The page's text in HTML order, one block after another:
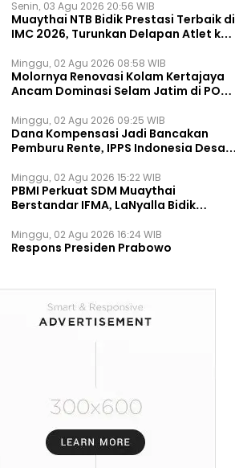
Senin, 03 Agu 2026 20:56 WIB
Muaythai NTB Bidik Prestasi Terbaik di
IMC 2026, Turunkan Delapan Atlet ke
Minggu, 02 Agu 2026 08:58 WIB
Molornya Renovasi Kolam Kertajaya
Ancam Dominasi Selam Jatim di PON
Minggu, 02 Agu 2026 09:25 WIB
Dana Kompensasi Jadi Bancakan
Pemburu Rente, IPPS Indonesia Desak
Permanen
Minggu, 02 Agu 2026 15:22 WIB
PBMI Perkuat SDM Muaythai
Berstandar IFMA, LaNyalla Bidik
Minggu, 02 Agu 2026 16:24 WIB
Respons Presiden Prabowo